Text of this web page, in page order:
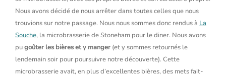
Nous avons décidé de nous arrêter dans toutes celles que nous
trouvions sur notre passage. Nous nous sommes donc rendus à La
Souche, la microbrasserie de Stoneham pour le diner. Nous avons
pugoûter les bières et y manger (et y sommes retournés le
lendemain soir pour poursuivre notre découverte). Cette
microbrasserie avait, en plus d’excellentes bières, des mets fait-